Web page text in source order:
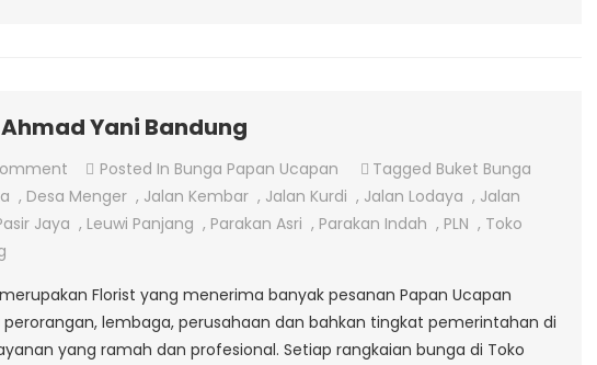
Yani Bandung
On
Toko
Buket
Yani
Bandung
Posted In Bunga Papan Ucapan Tagged Buket Bunga
, Desa Menger , Jalan Kembar , Jalan Kurdi , Jalan Lodaya , Jalan
Jaya , Leuwi Panjang , Parakan Asri , Parakan Indah , PLN , Toko
Florist yang menerima banyak pesanan Papan Ucapan
perorangan, lembaga, perusahaan dan bahkan tingkat pemerintahan di
yang ramah dan profesional. Setiap rangkaian bunga di Toko